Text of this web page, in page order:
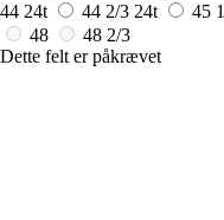
44 24t 44 2/3 24t 45
48
48 2/3
Dette felt er påkrævet